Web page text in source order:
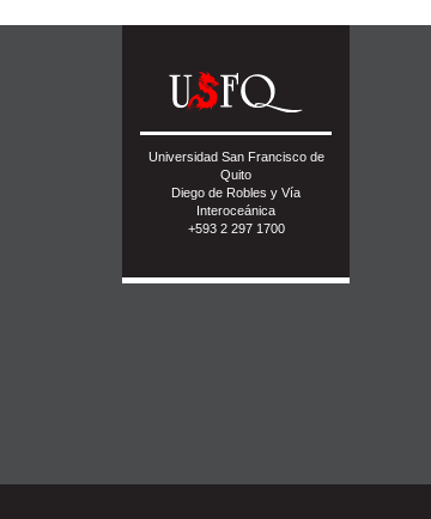
Universidad San Francisco de
Quito
Diego de Robles y Vía
Interoceánica
+593 2 297 1700